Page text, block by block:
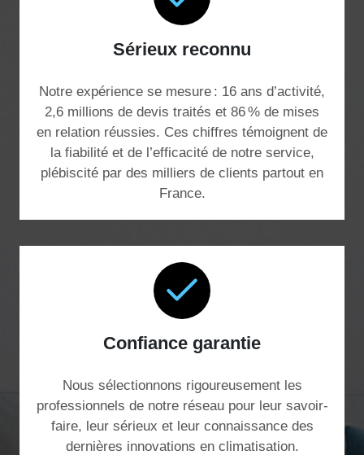
Sérieux reconnu
Notre expérience se mesure : 16 ans d’activité,
2,6 millions de devis traités et 86 % de mises
en relation réussies. Ces chiffres témoignent de
la fiabilité et de l’efficacité de notre service,
plébiscité par des milliers de clients partout en
France.
Confiance garantie
Nous sélectionnons rigoureusement les
professionnels de notre réseau pour leur savoir-
faire, leur sérieux et leur connaissance des
dernières innovations en climatisation.